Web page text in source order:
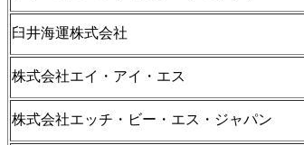
臼井海運株式会社
株式会社エイ・アイ・エス
株式会社エッチ・ビー・エス・ジャパン